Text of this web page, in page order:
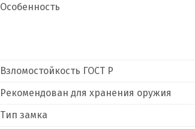
Особенность
Взломостойкость ГОСТ Р
Рекомендован для хранения оружия
Тип замка